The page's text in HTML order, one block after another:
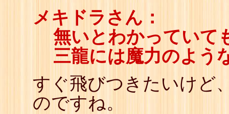
メキドラさん：
無いとわかっていて
三龍には魔力のよう
すぐ飛びつきたいけど
のですね。